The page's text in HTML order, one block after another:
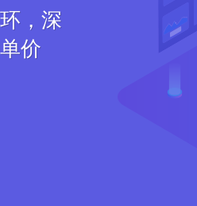
，深
价